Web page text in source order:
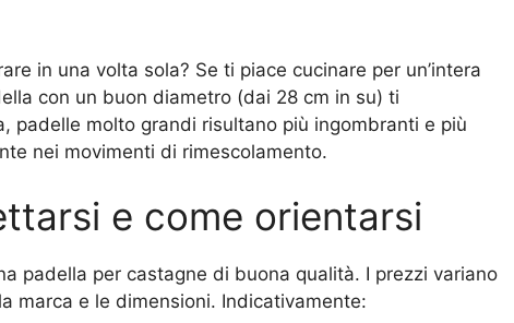
in una volta sola? Se ti piace cucinare per un’intera
con un buon diametro (dai 28 cm in su) ti
padelle molto grandi risultano più ingombranti e più
nei movimenti di rimescolamento.
e come orientarsi
padella per castagne di buona qualità. I prezzi variano
marca e le dimensioni. Indicativamente: